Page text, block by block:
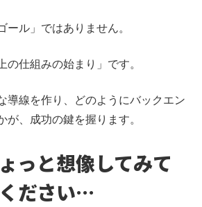
ール」ではありません。
の仕組みの始まり」です。
導線を作り、どのようにバックエン
が、成功の鍵を握ります。
っと想像してみて
ください…